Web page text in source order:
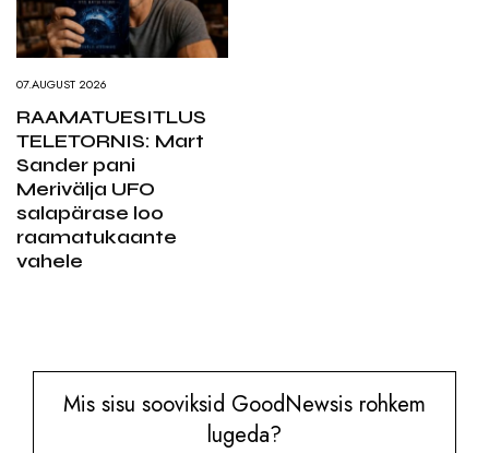
07.AUGUST 2026
RAAMATUESITLUS
TELETORNIS: Mart
Sander pani
Merivälja UFO
salapärase loo
raamatukaante
vahele
Mis sisu sooviksid GoodNewsis rohkem
lugeda?